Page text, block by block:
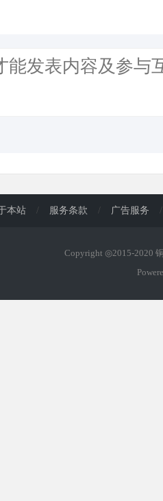
本站 / 服务条款 / 广告服务 /
Copyright ◎2015-2020